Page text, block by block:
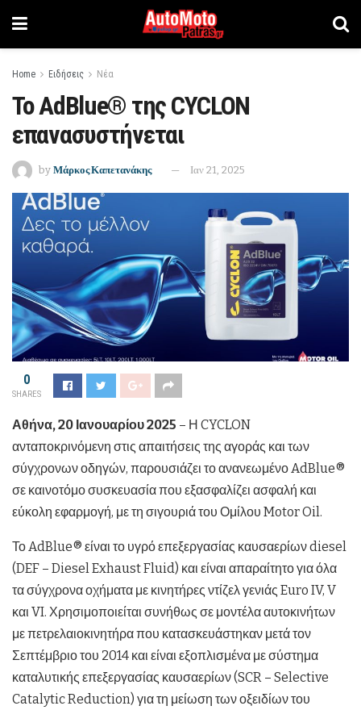
Home Ειδήσεις Νέα
Το AdBlue® της CYCLON
επανασυστήνεται
by Μάρκος Καπετανάκης Ιαν 21, 2025
0
SHARES
Αθήνα, 20 Ιανουαρίου 2025 – Η CYCLON
ανταποκρινόμενη στις απαιτήσεις της αγοράς και των
σύγχρονων οδηγών, παρουσιάζει το ανανεωμένο AdBlue®
σε καινοτόμο συσκευασία που εξασφαλίζει ασφαλή και
εύκολη εφαρμογή, με τη σιγουριά του Ομίλου Motor Oil.
Το AdBlue® είναι το υγρό επεξεργασίας καυσαερίων diesel
(DEF – Diesel Exhaust Fluid) και είναι απαραίτητο για όλα
τα σύγχρονα οχήματα με κινητήρες ντίζελ γενιάς Euro IV, V
και VI. Χρησιμοποιείται συνήθως σε μοντέλα αυτοκινήτων
με πετρελαιοκινητήρα που κατασκευάστηκαν μετά τον
Σεπτέμβριο του 2014 και είναι εξοπλισμένα με σύστημα
καταλυτικής επεξεργασίας καυσαερίων (SCR – Selective
Catalytic Reduction) για τη μείωση των οξειδίων του